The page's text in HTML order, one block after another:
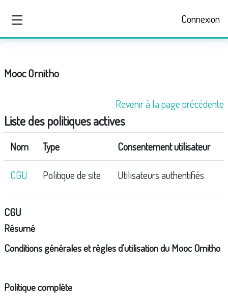
Panneau latéral
Connexion
Mooc Ornitho
Revenir à la page précédente
Liste des politiques actives
Nom Type Consentement utilisateur
CGU Politique de site Utilisateurs authentifiés
CGU
Résumé
Conditions générales et règles d'utilisation du Mooc Ornitho
Politique complète